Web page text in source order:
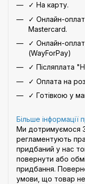
✓ На карту.
✓ Онлайн-
Mastercard.
✓ Онлайн-
(WayForPay)
✓ Післяплата
✓ Оплата на
✓ Готівкою у
Більше інформації
Ми дотримуємося
регламентують
придбаний у нас
повернути або
придбання.
умови, що товар не